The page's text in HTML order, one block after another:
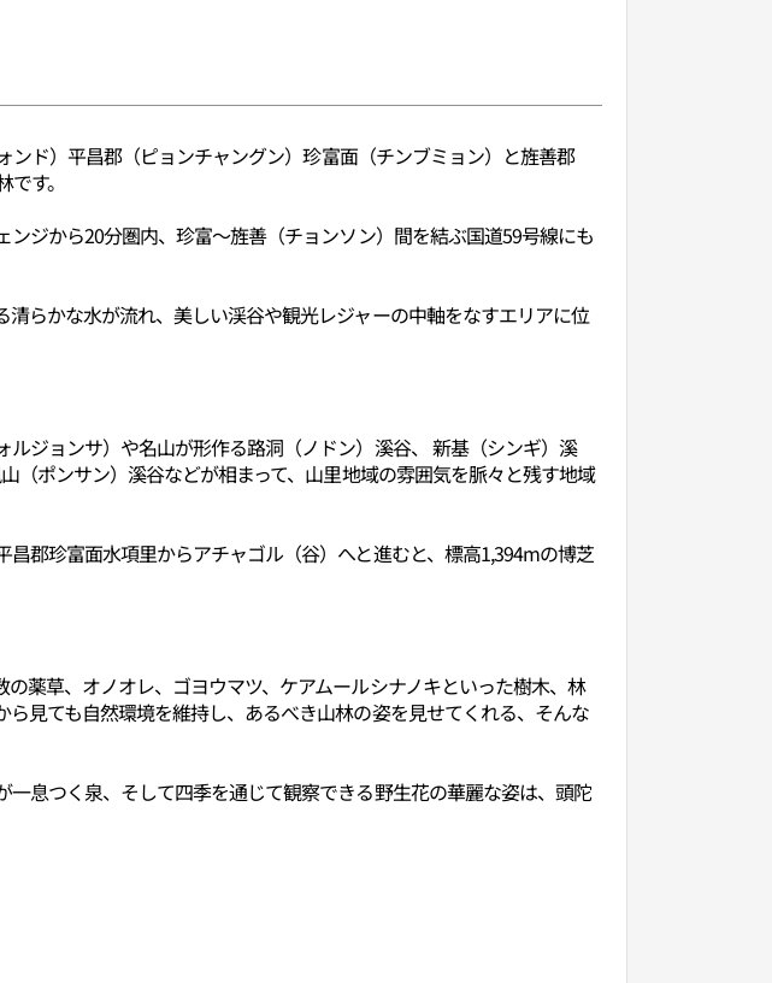
ド）平昌郡（ピョンチャングン）珍富面（チンブミョン）と旌善郡
す。
ジから20分圏内、珍富～旌善（チョンソン）間を結ぶ国道59号線にも
らかな水が流れ、美しい渓谷や観光レジャーの中軸をなすエリアに位
ジョンサ）や名山が形作る路洞（ノドン）溪谷、 新基（シンギ）溪
ポンサン）溪谷などが相まって、山里地域の雰囲気を脈々と残す地域
郡珍富面水項里からアチャゴル（谷）へと進むと、標高1,394mの博芝
薬草、オノオレ、ゴヨウマツ、ケアムールシナノキといった樹木、林
見ても自然環境を維持し、あるべき山林の姿を見せてくれる、そんな
息つく泉、そして四季を通じて観察できる野生花の華麗な姿は、頭陀